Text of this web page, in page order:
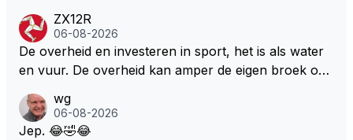
ters zullen steunen laat staan om een euro in het cir
cuit Zandvoort te steken
Marquez/Jos ? Veel gezelliger
ZX12R
06-08-2026
De overheid en investeren in sport, het is als water
en vuur. De overheid kan amper de eigen broek oph
s. Je kunt de Staat het best vergelijken met de sherif
f van Nottinghem (Robin Hood) welk achter de bom
wg
06-08-2026
Jep. 😂🤣😂